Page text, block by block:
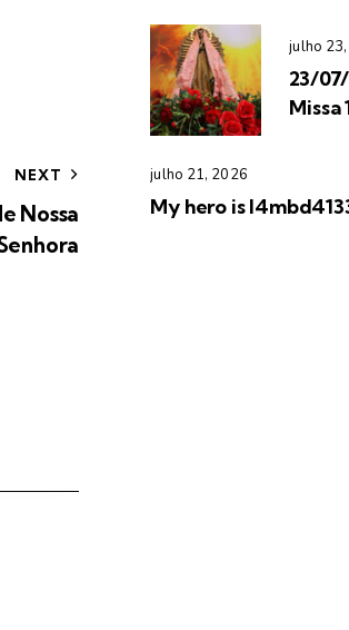
NEXT
Nossa
julho
23/
Missa
julho 21, 2026
My hero is